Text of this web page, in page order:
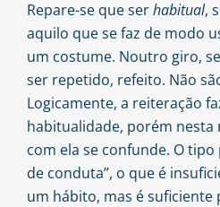
Repare-se que serhabitual,
aquilo que se faz de modo
um costume. Noutro giro,
ser repetido, refeito. Não
Logicamente, a reiteração
habitualidade, porém nesta
com ela se confunde. O
de conduta”, o que é
um hábito, mas é suficiente